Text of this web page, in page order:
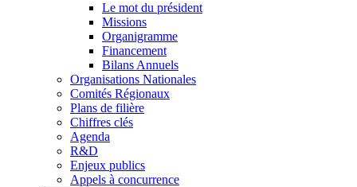
Le mot du président
Missions
Organigramme
Financement
Bilans Annuels
Organisations Nationales
Comités Régionaux
Plans de filière
Chiffres clés
Agenda
R&D
Enjeux publics
Appels à concurrence